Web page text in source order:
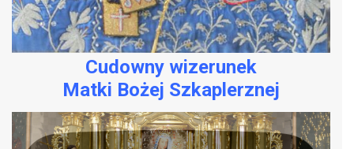
Cudowny wizerunek
Matki Bożej Szkaplerznej